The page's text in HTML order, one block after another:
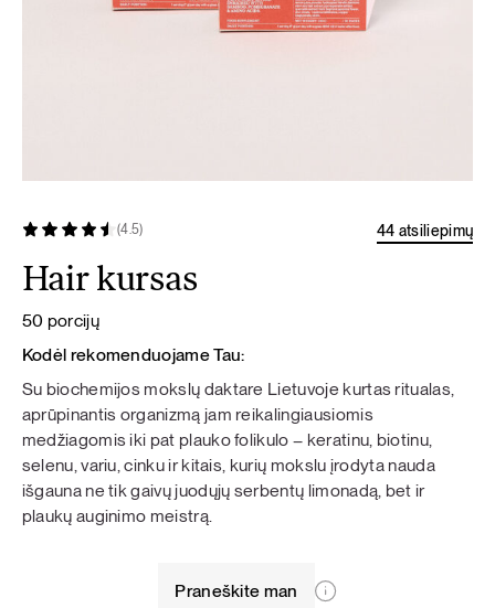
(4.5) 44 atsiliepimų
Hair kursas
50 porcijų
Kodėl rekomenduojame Tau:
Su biochemijos mokslų daktare Lietuvoje kurtas ritualas,
aprūpinantis organizmą jam reikalingiausiomis
medžiagomis iki pat plauko folikulo – keratinu, biotinu,
selenu, variu, cinku ir kitais, kurių mokslu įrodyta nauda
išgauna ne tik gaivų juodųjų serbentų limonadą, bet ir
plaukų auginimo meistrą.
Praneškite man